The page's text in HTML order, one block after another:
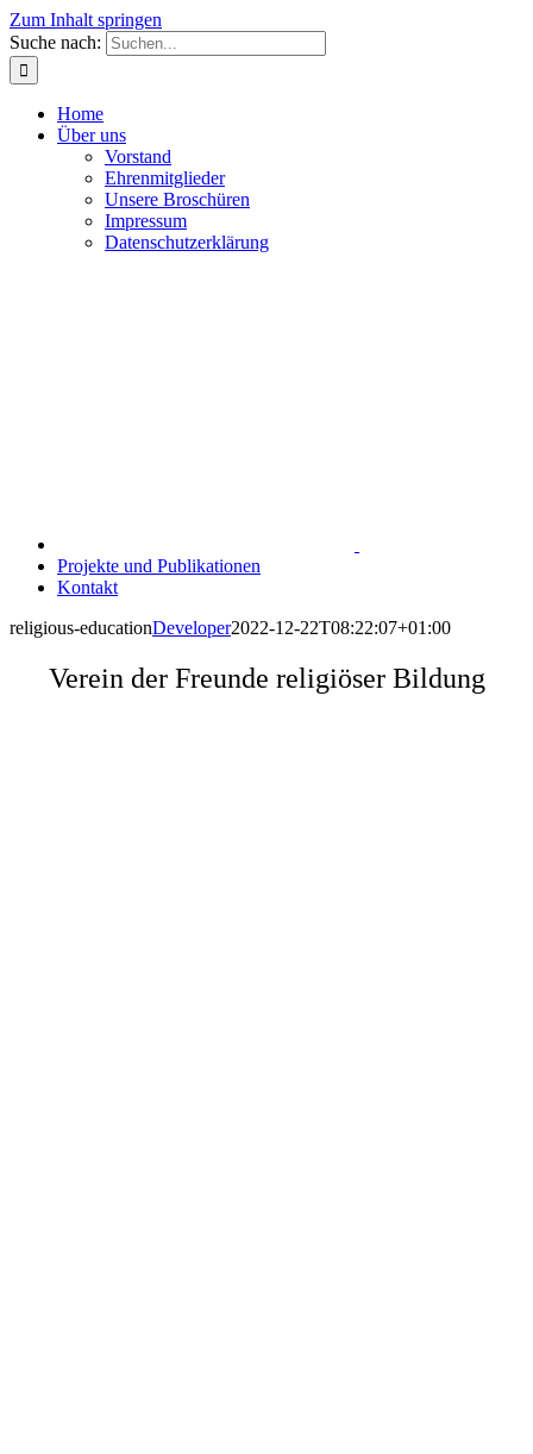
Zum Inhalt springen
Suche nach:
Home
Über uns
Vorstand
Ehrenmitglieder
Unsere Broschüren
Impressum
Datenschutzerklärung
Projekte und Publikationen
Kontakt
religious-educationDeveloper2022-12-22T08:22:07+01:00
Verein der Freunde religiöser Bildung